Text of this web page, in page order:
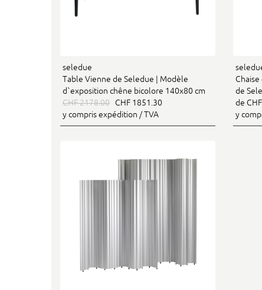
seledue
Table Vienne de Seledue | Modèle
d`exposition chêne bicolore 140x80 cm
CHF 2178.00 CHF 1851.30
y compris expédition / TVA
de
de
y